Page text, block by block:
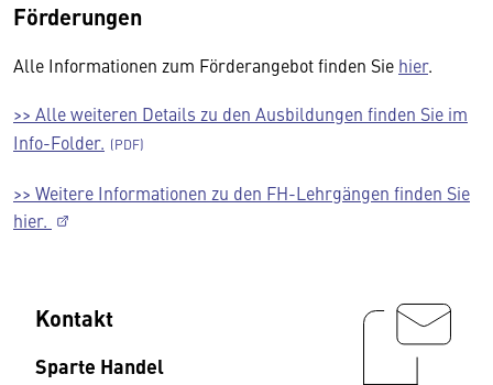
Förderungen
Alle Informationen zum Förderangebot finden Sie hier.
>> Alle weiteren Details zu den Ausbildungen finden Sie im
Info-Folder.
>> Weitere Informationen zu den FH-Lehrgängen finden Sie
hier.
Kontakt
Sparte Handel